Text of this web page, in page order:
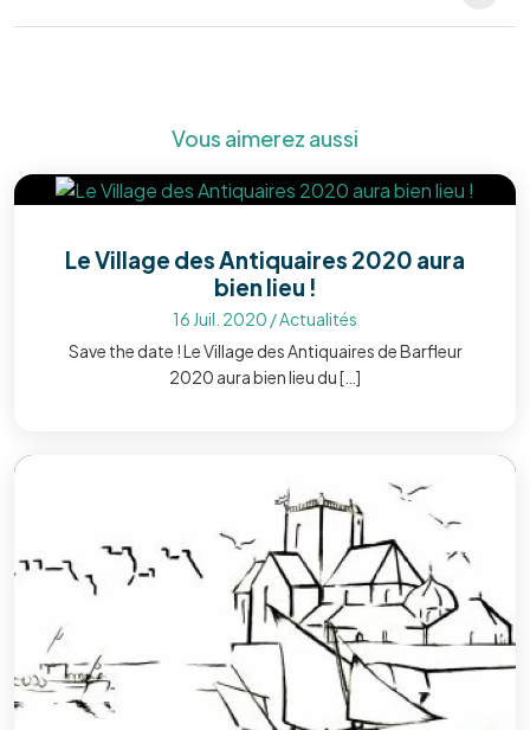
Vous aimerez aussi
Le Village des Antiquaires 2020 aura
bien lieu !
16 Juil. 2020 /Actualités
Save the date ! Le Village des Antiquaires de Barfleur
2020 aura bien lieu du […]